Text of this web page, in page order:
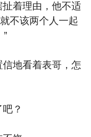
着理由，他不适
不该两个人一起
地看着表哥，怎
？